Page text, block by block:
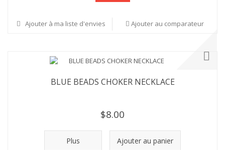
Ajouter à ma liste d'envies Ajouter au comparateur
BLUE BEADS CHOKER NECKLACE
$8.00
Plus Ajouter au panier